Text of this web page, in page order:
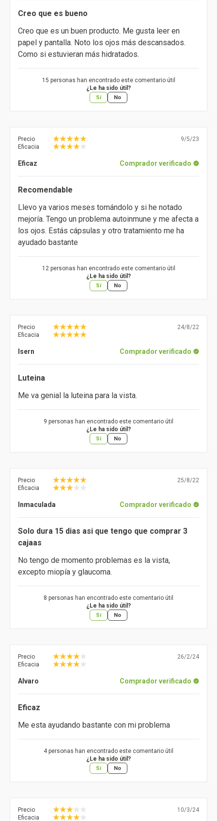
Creo que es bueno
Creo que es un buen producto. Me gusta leer en
papel y pantalla. Noto los ojos más descansados.
Como si estuvieran más hidratados.
15 personas han encontrado este comentario útil
¿Le ha sido útil?
Sí No
Precio
Eficacia
9/5/23
Eficaz Comprador verificado
Recomendable
Llevo ya varios meses tomándolo y si he notado
mejoría. Tengo un problema autoinmune y me afecta a
los ojos. Estás cápsulas y otro tratamiento me ha
ayudado bastante
12 personas han encontrado este comentario útil
¿Le ha sido útil?
Sí No
Precio
Eficacia
24/8/22
Isern Comprador verificado
Luteina
Me va genial la luteina para la vista.
9 personas han encontrado este comentario útil
¿Le ha sido útil?
Sí No
Precio
Eficacia
25/8/22
Inmaculada Comprador verificado
Solo dura 15 dias asi que tengo que comprar 3
cajaas
No tengo de momento problemas es la vista,
excepto miopía y glaucoma.
8 personas han encontrado este comentario útil
¿Le ha sido útil?
Sí No
Precio
Eficacia
26/2/24
Alvaro Comprador verificado
Eficaz
Me esta ayudando bastante con mi problema
4 personas han encontrado este comentario útil
¿Le ha sido útil?
Sí No
Precio
Eficacia
10/3/24